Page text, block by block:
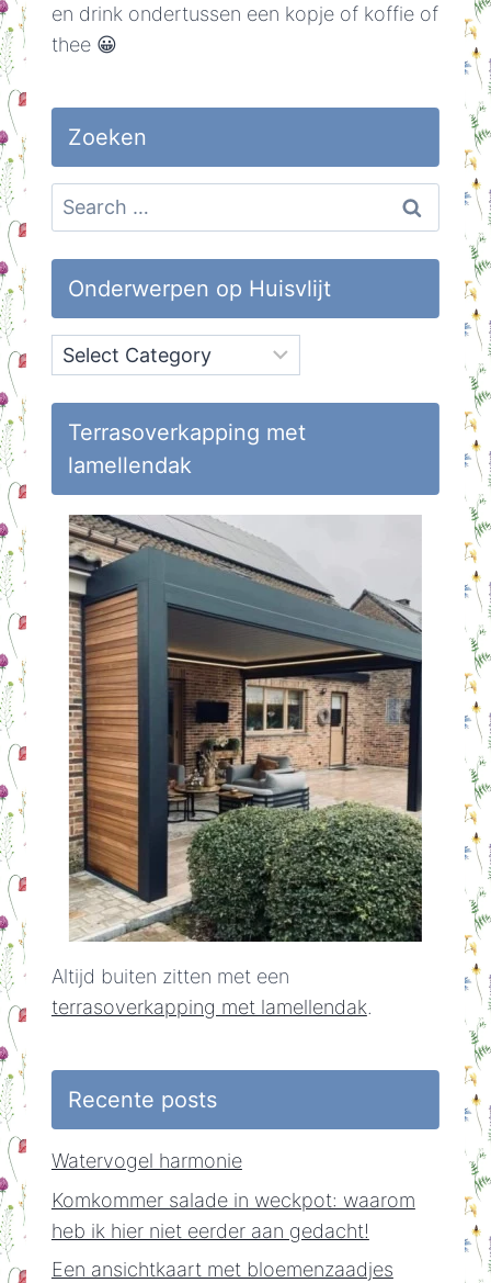
en drink ondertussen een kopje of koffie of
thee 😀
Zoeken
Search
for:
Onderwerpen op Huisvlijt
Onderwerpen
op
Huisvlijt
Terrasoverkapping met
lamellendak
Altijd buiten zitten met een
terrasoverkapping met lamellendak.
Recente posts
Watervogel harmonie
Komkommer salade in weckpot: waarom
heb ik hier niet eerder aan gedacht!
Een ansichtkaart met bloemenzaadjes